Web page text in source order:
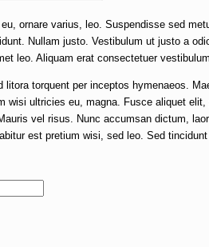
ornare varius, leo. Suspendisse sed
Nullam justo. Vestibulum ut justo a
leo. Aliquam erat consectetuer
torquent per inceptos hymenaeos.
wisi ultricies eu, magna. Fusce aliquet
vel risus. Nunc accumsan dictum,
est pretium wisi, sed leo. Sed